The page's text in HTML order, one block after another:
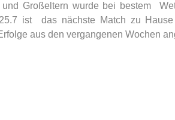
Großeltern wurde bei bestem
ist  das nächste Match zu
aus den vergangenen Wochen